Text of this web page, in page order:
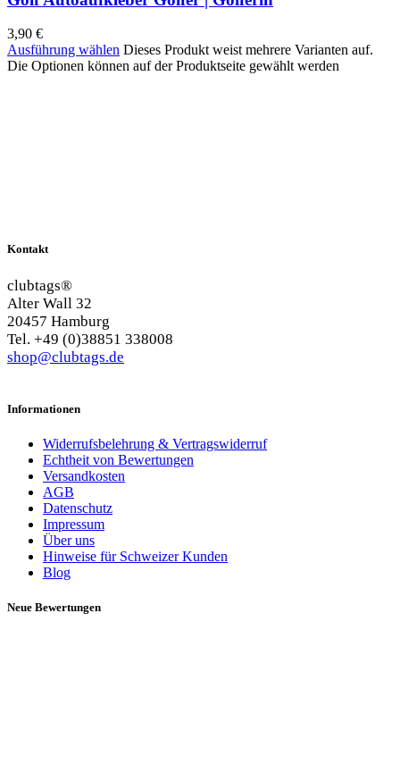
3,90 €
Ausführung wählen Dieses Produkt weist mehrere Varianten auf.
Die Optionen können auf der Produktseite gewählt werden
Kontakt
clubtags®
Alter Wall 32
20457 Hamburg
Tel. +49 (0)38851 338008
shop@clubtags.de
Informationen
Widerrufsbelehrung & Vertragswiderruf
Echtheit von Bewertungen
Versandkosten
AGB
Datenschutz
Impressum
Über uns
Hinweise für Schweizer Kunden
Blog
Neue Bewertungen